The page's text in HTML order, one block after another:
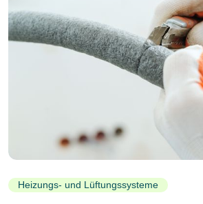
Heizungs- und Lüftungssysteme